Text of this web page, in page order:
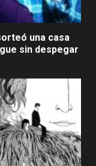
una casa
sin despegar